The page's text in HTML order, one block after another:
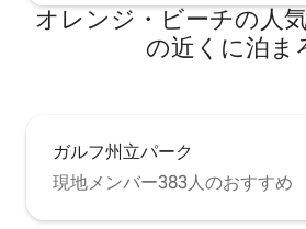
オレンジ・ビーチの人
の近くに泊ま
ガルフ州立パーク
現地メンバー383人のおすすめ